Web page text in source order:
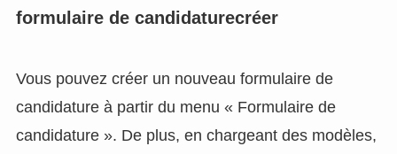
formulaire de candidaturecréer
Vous pouvez créer un nouveau formulaire de
candidature à partir du menu « Formulaire de
candidature ». De plus, en chargeant des modèles,